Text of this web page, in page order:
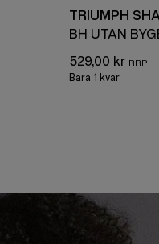
TRIUMPH
BH UTAN
529,00 kr
Bara 1 kvar